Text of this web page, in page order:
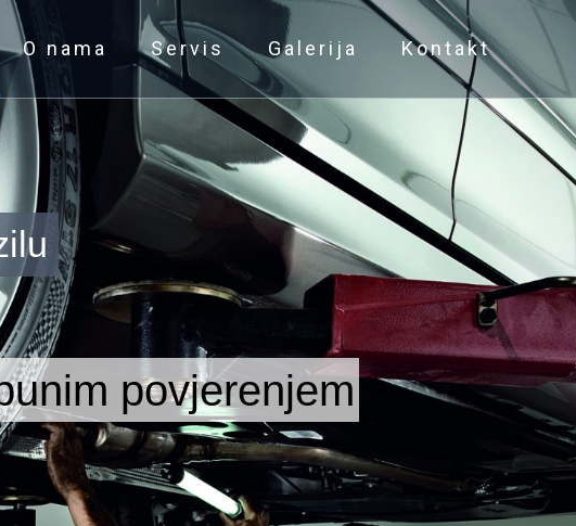
O nama Servis Galerija Kontakt
povjerenjem